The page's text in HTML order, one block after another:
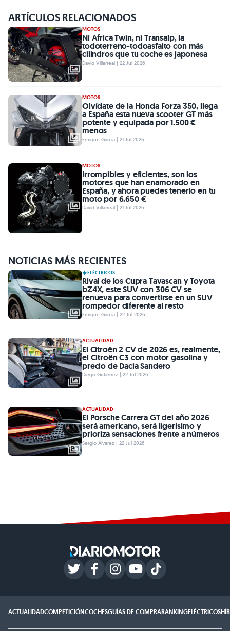
ARTÍCULOS RELACIONADOS
MOTOS
Ni Africa Twin, ni Transalp, la
todoterreno-todoasfalto con más
cilindros que tu coche es japonesa
David Villarreal | 22 Jul 2026
MOTOS
Olvídate de la Honda Forza 350, llega
a España esta nueva scooter GT más
potente y equipada por 1.500 €
menos
Enrique García | 21 Jul 2026
MOTOS
Irrompibles y eficientes, son los
motores que han enamorado en
España, y ahora puedes tenerlo en tu
moto por 6.650 €
David Villarreal | 21 Jul 2026
NOTICIAS MÁS RECIENTES
ELÉCTRICOS
Rival de los Cupra Tavascan y Toyota
bZ4X, este SUV con 306 CV se
renueva para convertirse en un SUV
rompedor diferente al resto
Enrique García | 22 Jul 2026
ACTUALIDAD
El Citroën 2 CV de 2026 es, realmente,
el Citroën C3 con motor gasolina y
precio de Dacia Sandero
Diego Gutiérrez | 22 Jul 2026
ACTUALIDAD
El Porsche Carrera GT del año 2026
será americano, será ligerísimo y
prioriza sensaciones frente a números
Sergio Álvarez | 22 Jul 2026
ACTUALIDADCOMPETICIÓNCOCHESGUÍAS DE COMPRARANKINGELÉCTRICOS